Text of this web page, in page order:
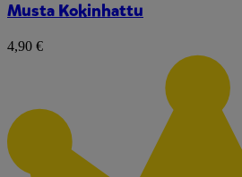
Musta Kokinhattu
4,90 €